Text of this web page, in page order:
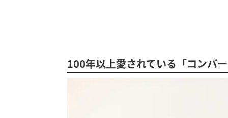
100年以上愛されている「コンバ